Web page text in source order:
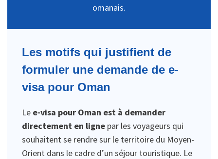
omanais.
Les motifs qui justifient de
formuler une demande de e-
visa pour Oman
Le e-visa pour Oman est à demander
directement en ligne par les voyageurs qui
souhaitent se rendre sur le territoire du Moyen-
Orient dans le cadre d’un séjour touristique. Le